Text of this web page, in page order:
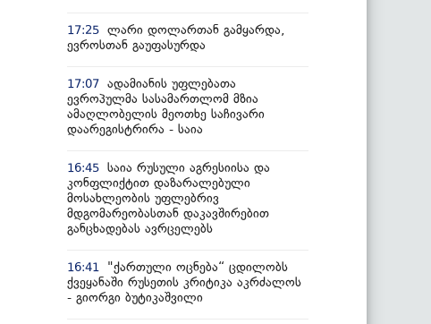
17:25 ლარი დოლართან გამყარდა,
ევროსთან გაუფასურდა
17:07 ადამიანის უფლებათა
ევროპულმა სასამართლომ მზია
ამაღლობელის მეოთხე საჩივარი
დაარეგისტრირა - საია
16:45 საია რუსული აგრესიისა და
კონფლიქტით დაზარალებული
მოსახლეობის უფლებრივ
მდგომარეობასთან დაკავშირებით
განცხადებას ავრცელებს
16:41
"ქართული ოცნება“ ცდილობს
ქვეყანაში რუსეთის კრიტიკა აკრძალოს
- გიორგი ბუტიკაშვილი